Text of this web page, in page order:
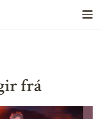
frá